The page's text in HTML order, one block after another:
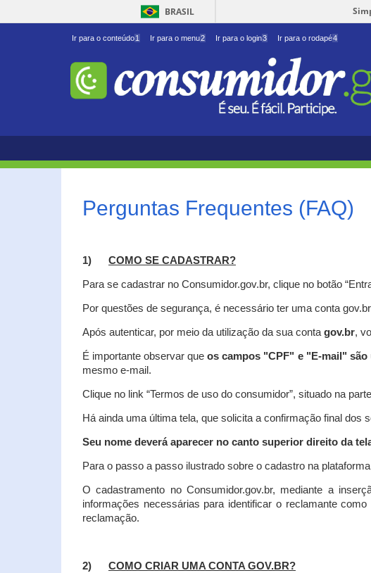
BRASIL
Ir para o conteúdo1 Ir para o menu2 Ir para o login3 Ir para o rodapé4
Perguntas Frequentes (FAQ)
1) COMO SE CADASTRAR?
Para se cadastrar no Consumidor.gov.br, clique no botão
Por questões de segurança, é necessário ter uma conta gov.br
Após autenticar, por meio da utilização da sua conta gov.br,
É importante observar queos campos "CPF" e "E-mail"
mesmo e-mail.
Clique no link “Termos de uso do consumidor”, situado na
Há ainda uma última tela, que solicita a confirmação final dos
Seu nome deverá aparecer no canto superior direito da
Para o passo a passo ilustrado sobre o cadastro na
O cadastramento no Consumidor.gov.br, mediante a
informações necessárias para identificar o reclamante
reclamação.
2) COMO CRIAR UMA CONTA GOV.BR?